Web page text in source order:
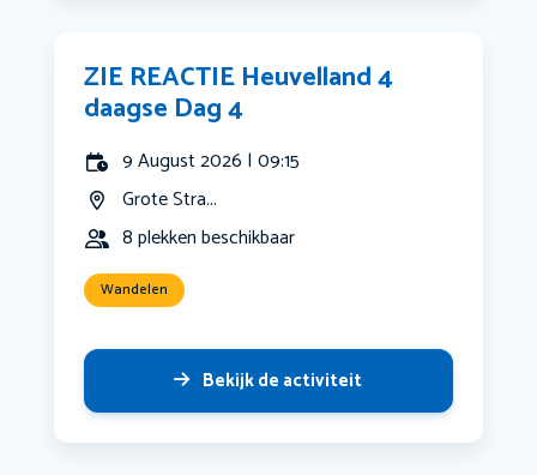
ZIE REACTIE Heuvelland 4
daagse Dag 4
9 August 2026 | 09:15
Grote Stra...
8 plekken beschikbaar
Wandelen
Bekijk de activiteit